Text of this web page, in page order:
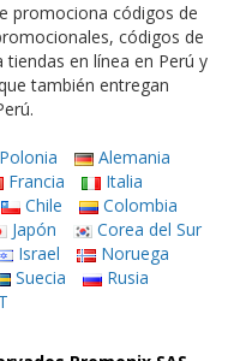
promociona códigos de
códigos de
en línea en Perú y
también entregan
Polonia
Alemania
Francia
Italia
Chile
Colombia
Japón
Corea del Sur
Israel
Noruega
Suecia
Rusia